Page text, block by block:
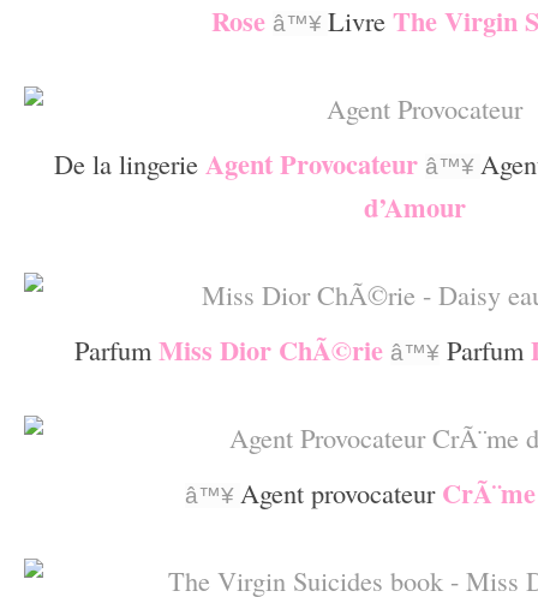
Rose â™¥ Livre The Virgin
De la lingerie Agent Provocateur â™¥
d’Amour
Parfum Miss Dior ChÃ©rie â™¥Parfum
â™¥ Agent provocateur